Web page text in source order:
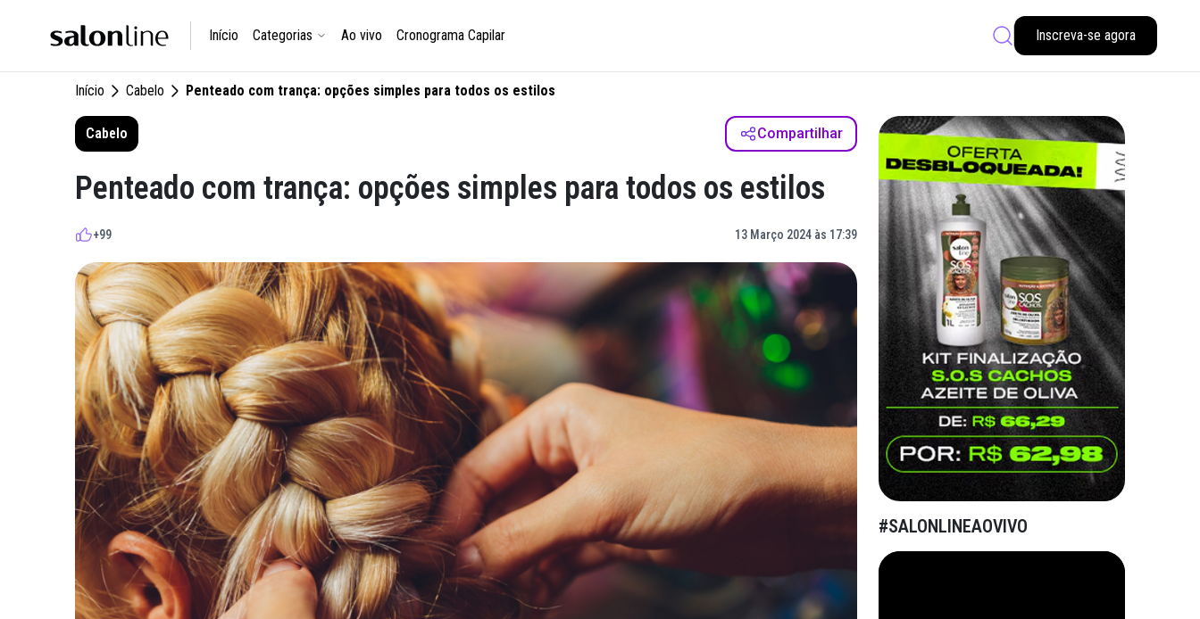
Início Categorias Ao vivo Cronograma Capilar Inscreva-se agora
Início Cabelo Penteado com trança: opções simples para todos os estilos
Cabelo Compartilhar
Penteado com trança: opções simples para todos os estilos
+99 13 Março 2024 às 17:39
#SALONLINEAOVIVO